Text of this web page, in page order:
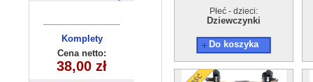
Komplety
dziecięce (6-6
) 6szt
Cena netto:
38,00 zł
Komplet
chlopiecy
KK9018(8-16)
15szt
Cena netto:
25,00 zł
Płeć - dzieci:
Dziewczynki
Do koszyka